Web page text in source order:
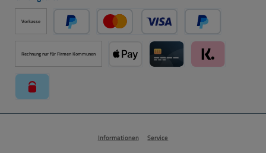
Vorkasse
PayPal Kredit- oder Debitkarte über PayPal
Später Bezahlen
Rechnung nur für Firmen Kommunen
Informationen Service